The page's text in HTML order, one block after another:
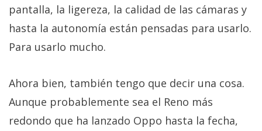
pantalla, la ligereza, la calidad de las cámaras y
hasta la autonomía están pensadas para usarlo.
Para usarlo mucho.
Ahora bien, también tengo que decir una cosa.
Aunque probablemente sea el Reno más
redondo que ha lanzado Oppo hasta la fecha,